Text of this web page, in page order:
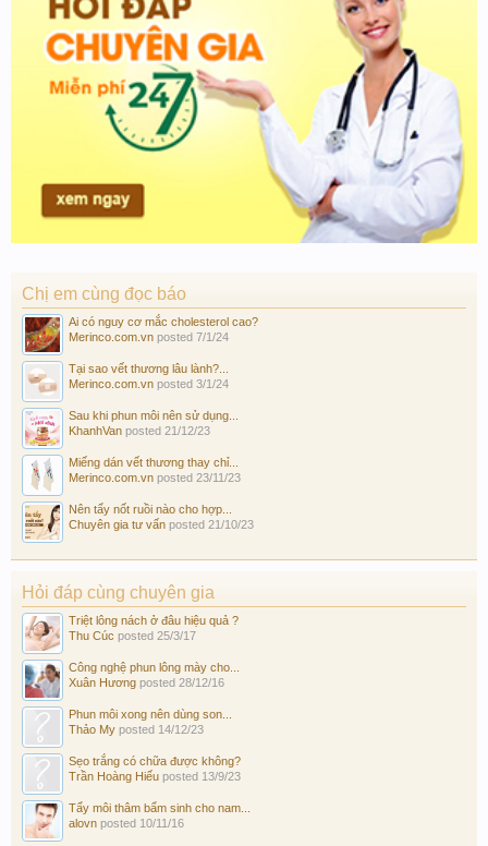
Chị em cùng đọc báo
Ai có nguy cơ mắc cholesterol cao?
Merinco.com.vn posted 7/1/24
Tại sao vết thương lâu lành?...
Merinco.com.vn posted 3/1/24
Sau khi phun môi nên sử dụng...
KhanhVan posted 21/12/23
Miếng dán vết thương thay chỉ...
Merinco.com.vn posted 23/11/23
Nên tẩy nốt ruồi nào cho hợp...
Chuyên gia tư vấn posted 21/10/23
Hỏi đáp cùng chuyên gia
Triệt lông nách ở đâu hiệu quả ?
Thu Cúc posted 25/3/17
Công nghệ phun lông mày cho...
Xuân Hương posted 28/12/16
Phun môi xong nên dùng son...
Thảo My posted 14/12/23
Sẹo trắng có chữa được không?
Trần Hoàng Hiếu posted 13/9/23
Tẩy môi thâm bẩm sinh cho nam...
alovn posted 10/11/16